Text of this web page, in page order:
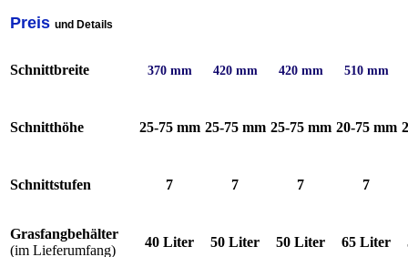
Preis und Details
Schnittbreite 370 mm 420 mm 420 mm 510 mm
Schnitthöhe 25-75 mm 25-75 mm 25-75 mm 20-75 mm
Schnittstufen 7 7 7 7
Grasfangbehälter
(im Lieferumfang)
40 Liter 50 Liter 50 Liter 65 Liter